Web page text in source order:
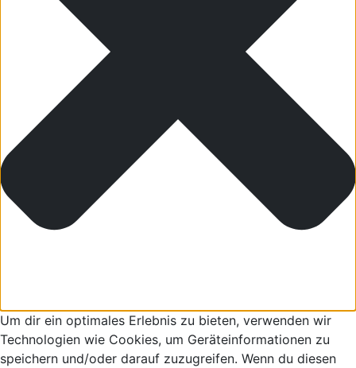
Um dir ein optimales Erlebnis zu bieten, verwenden wir
Technologien wie Cookies, um Geräteinformationen zu
speichern und/oder darauf zuzugreifen. Wenn du diesen